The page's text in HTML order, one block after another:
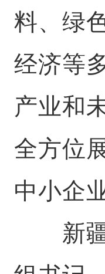
料、绿
经济等
产业和
全方位
中小企
新疆